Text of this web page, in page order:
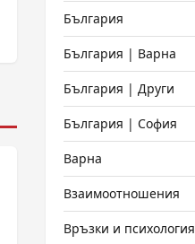
България
България | Варна
България | Други
България | София
Варна
Взаимоотношения
Връзки и психология